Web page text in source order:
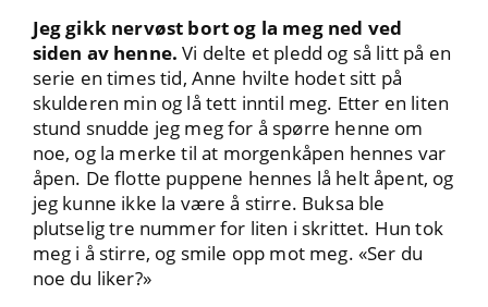
Jeg gikk nervøst bort og la meg ned ved
siden av henne. Vi delte et pledd og så litt på en
serie en times tid, Anne hvilte hodet sitt på
skulderen min og lå tett inntil meg. Etter en liten
stund snudde jeg meg for å spørre henne om
noe, og la merke til at morgenkåpen hennes var
åpen. De flotte puppene hennes lå helt åpent, og
jeg kunne ikke la være å stirre. Buksa ble
plutselig tre nummer for liten i skrittet. Hun tok
meg i å stirre, og smile opp mot meg. «Ser du
noe du liker?»